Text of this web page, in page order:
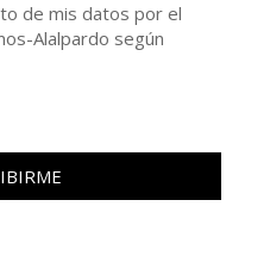
de mis datos por el
Alalpardo según